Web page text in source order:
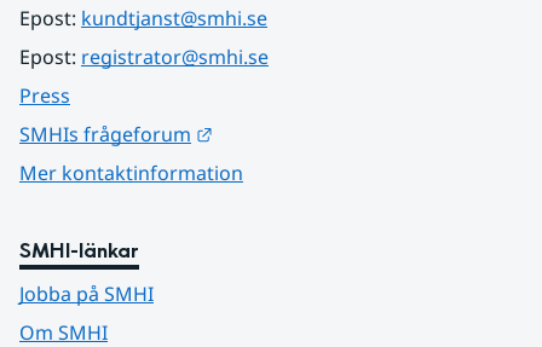
Epost: kundtjanst@smhi.se
Epost: registrator@smhi.se
Press
SMHIs frågeforum
Mer kontaktinformation
SMHI-länkar
Jobba på SMHI
Om SMHI